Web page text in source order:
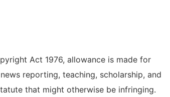
Act 1976, allowance is made for
reporting, teaching, scholarship, and
that might otherwise be infringing.